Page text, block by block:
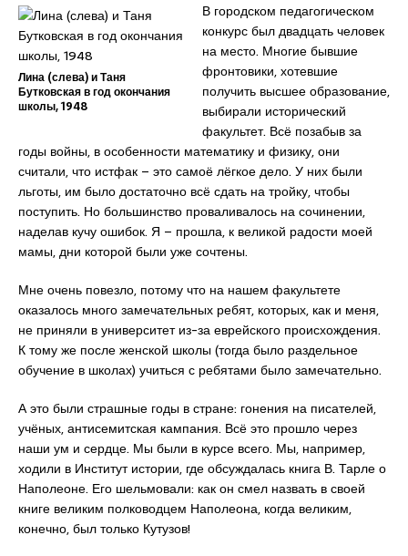
Лина (слева) и Таня
Бутковская в год окончания
школы, 1948
В городском педагогическом
конкурс был двадцать человек
на место. Многие бывшие
фронтовики, хотевшие
получить высшее образование,
выбирали исторический
факультет. Всё позабыв за
годы войны, в особенности математику и физику, они
считали, что истфак – это самоё лёгкое дело. У них были
льготы, им было достаточно всё сдать на тройку, чтобы
поступить. Но большинство проваливалось на сочинении,
наделав кучу ошибок. Я – прошла, к великой радости моей
мамы, дни которой были уже сочтены.
Мне очень повезло, потому что на нашем факультете
оказалось много замечательных ребят, которых, как и меня,
не приняли в университет из-за еврейского происхождения.
К тому же после женской школы (тогда было раздельное
обучение в школах) учиться с ребятами было замечательно.
А это были страшные годы в стране: гонения на писателей,
учёных, антисемитская кампания. Всё это прошло через
наши ум и сердце. Мы были в курсе всего. Мы, например,
ходили в Институт истории, где обсуждалась книга В. Тарле о
Наполеоне. Его шельмовали: как он смел назвать в своей
книге великим полководцем Наполеона, когда великим,
конечно, был только Кутузов!